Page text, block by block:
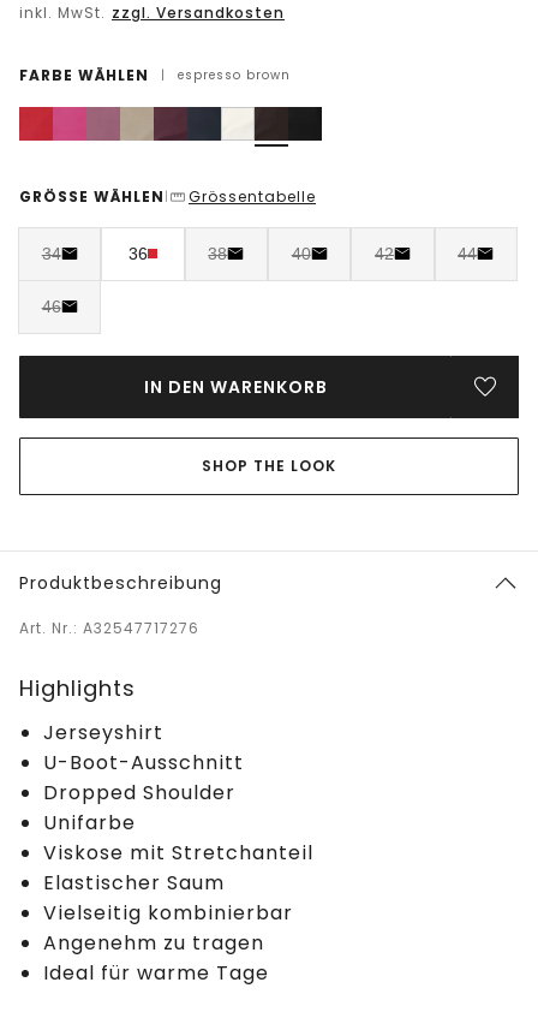
inkl. MwSt. zzgl. Versandkosten
FARBE WÄHLEN | espresso brown
GRÖSSE WÄHLEN | Grössentabelle
34 36 38 40 42 44
46
IN DEN WARENKORB
SHOP THE LOOK
Produktbeschreibung
Art. Nr.: A32547717276
Highlights
Jerseyshirt
U-Boot-Ausschnitt
Dropped Shoulder
Unifarbe
Viskose mit Stretchanteil
Elastischer Saum
Vielseitig kombinierbar
Angenehm zu tragen
Ideal für warme Tage